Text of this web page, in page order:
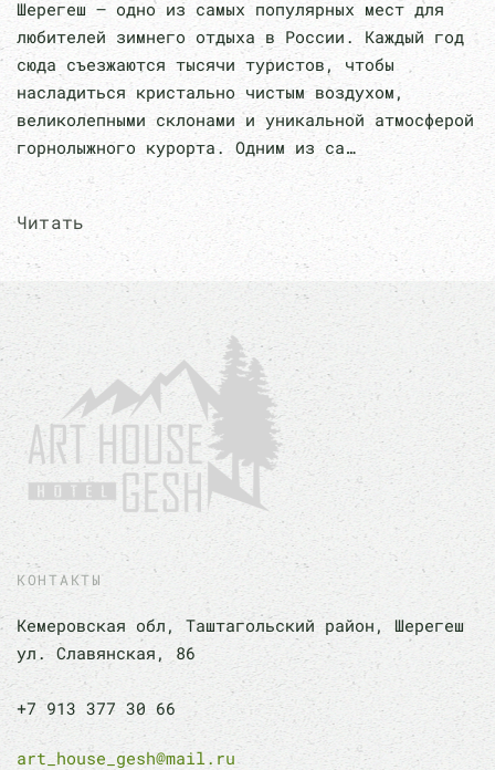
Шерегеш — одно из самых популярных мест для
любителей зимнего отдыха в России. Каждый год
сюда съезжаются тысячи туристов, чтобы
насладиться кристально чистым воздухом,
великолепными склонами и уникальной атмосферой
горнолыжного курорта. Одним из са…
Читать
КОНТАКТЫ
Кемеровская обл, Таштагольский район, Шерегеш
ул. Славянская, 86
+7 913 377 30 66
art_house_gesh@mail.ru